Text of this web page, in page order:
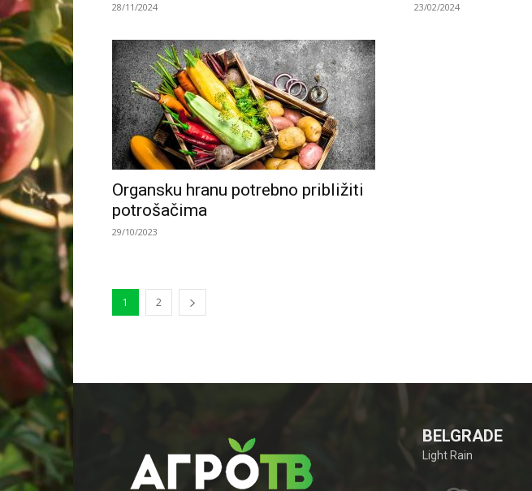
28/11/2024 23/02/2024
Organsku hranu potrebno približiti
potrošačima
29/10/2023
1 2
BELGRADE
Light Rain